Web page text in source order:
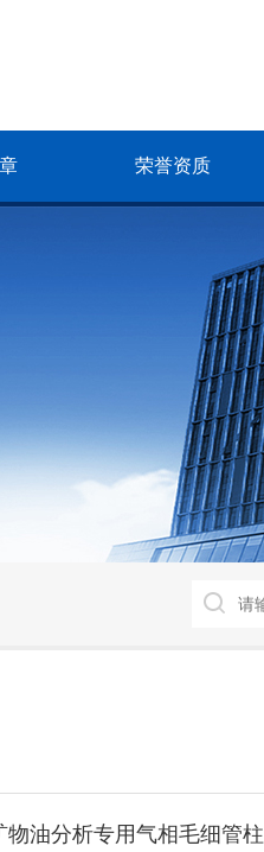
荣誉资质
油分析专用气相毛细管柱